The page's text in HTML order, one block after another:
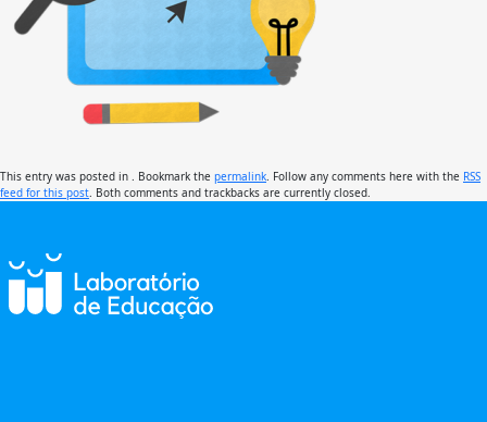
This entry was posted in . Bookmark the permalink . Follow any comments here with the RSS
feed for this post . Both comments and trackbacks are currently closed.